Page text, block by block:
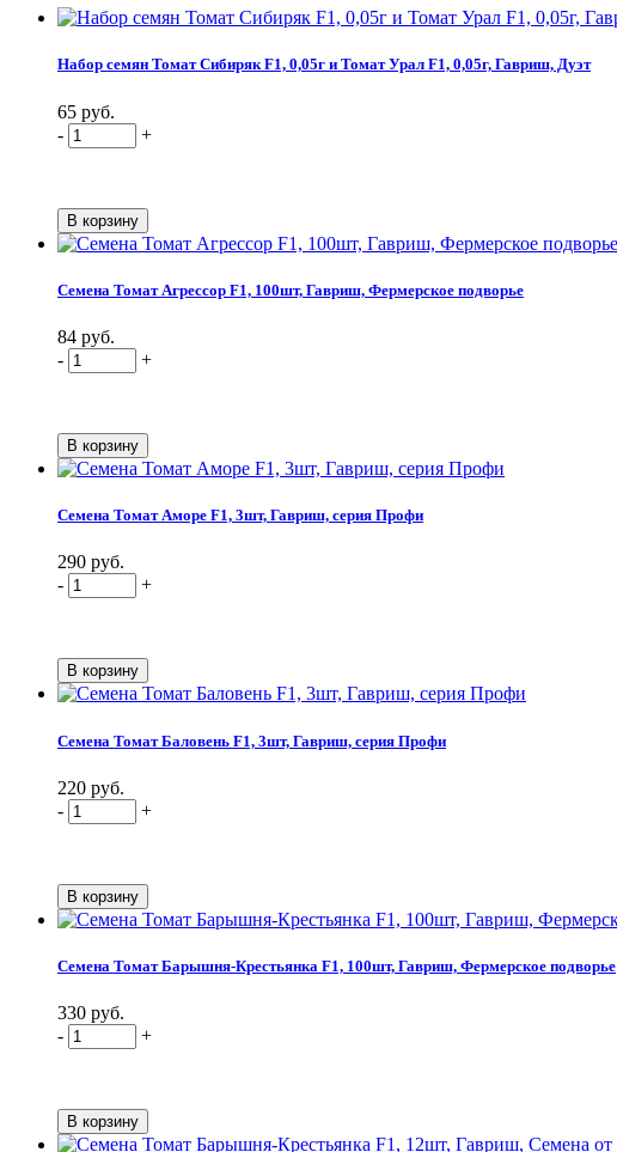
Набор семян Томат Сибиряк F1, 0,05г и Томат Урал F1, 0,05г, Гавриш, Дуэт
65 руб.
-
+
Семена Томат Агрессор F1, 100шт, Гавриш, Фермерское подворье
84 руб.
-
+
Семена Томат Аморе F1, 3шт, Гавриш, серия Профи
290 руб.
-
+
Семена Томат Баловень F1, 3шт, Гавриш, серия Профи
220 руб.
-
+
Семена Томат Барышня-Крестьянка F1, 100шт, Гавриш, Фермерское подворье
330 руб.
-
+